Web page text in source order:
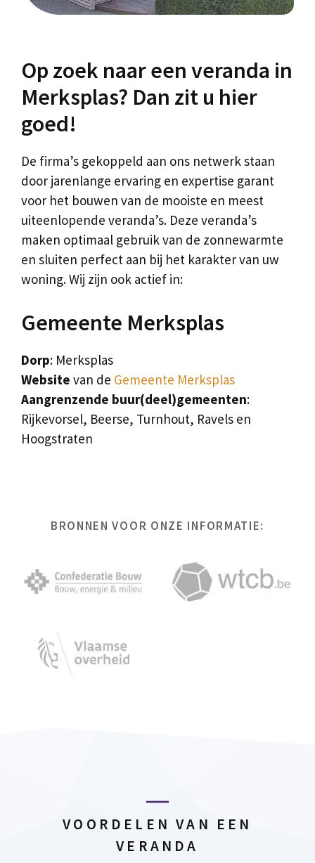
Op zoek naar een veranda in
Merksplas? Dan zit u hier
goed!
De firma’s gekoppeld aan ons netwerk staan
door jarenlange ervaring en expertise garant
voor het bouwen van de mooiste en meest
uiteenlopende veranda’s. Deze veranda’s
maken optimaal gebruik van de zonnewarmte
en sluiten perfect aan bij het karakter van uw
woning. Wij zijn ook actief in:
Gemeente Merksplas
Dorp: Merksplas
Website van de Gemeente Merksplas
Aangrenzende buur(deel)gemeenten:
Rijkevorsel, Beerse, Turnhout, Ravels en
Hoogstraten
BRONNEN VOOR ONZE INFORMATIE:
VOORDELEN VAN EEN
VERANDA